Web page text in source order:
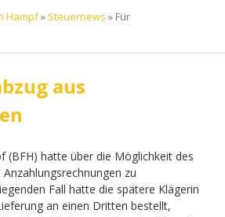
Hampf» Steuernews » Für
aus
(BFH) hatte über die Möglichkeit des
zu
Fall hatte die spätere Klägerin
an einen Dritten bestellt,